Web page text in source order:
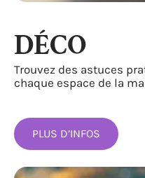
DÉCO
Trouvez des astuces
chaque espace de la
PLUS D’INFOS